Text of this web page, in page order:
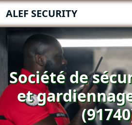
ALEF SECURITY
Société de
et